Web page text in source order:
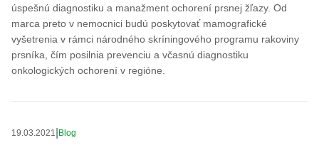
úspešnú diagnostiku a manažment ochorení prsnej žľazy. Od
marca preto v nemocnici budú poskytovať mamografické
vyšetrenia v rámci národného skríningového programu rakoviny
prsníka, čím posilnia prevenciu a včasnú diagnostiku
onkologických ochorení v regióne.
19.03.2021 Blog